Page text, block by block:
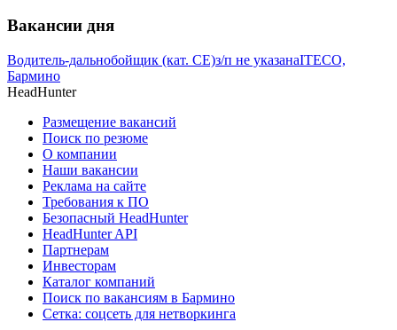
Вакансии дня
Водитель-дальнобойщик (кат. CE)з/п не указанаITECO,
Бармино
HeadHunter
Размещение вакансий
Поиск по резюме
О компании
Наши вакансии
Реклама на сайте
Требования к ПО
Безопасный HeadHunter
HeadHunter API
Партнерам
Инвесторам
Каталог компаний
Поиск по вакансиям в Бармино
Сетка: соцсеть для нетворкинга